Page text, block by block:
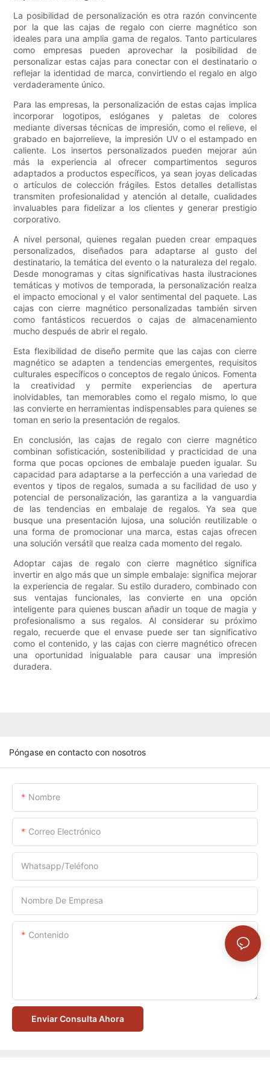
La posibilidad de personalización es otra razón convincente
por la que las cajas de regalo con cierre magnético son
ideales para una amplia gama de regalos. Tanto particulares
como empresas pueden aprovechar la posibilidad de
personalizar estas cajas para conectar con el destinatario o
reflejar la identidad de marca, convirtiendo el regalo en algo
verdaderamente único.
Para las empresas, la personalización de estas cajas implica
incorporar logotipos, eslóganes y paletas de colores
mediante diversas técnicas de impresión, como el relieve, el
grabado en bajorrelieve, la impresión UV o el estampado en
caliente. Los insertos personalizados pueden mejorar aún
más la experiencia al ofrecer compartimentos seguros
adaptados a productos específicos, ya sean joyas delicadas
o artículos de colección frágiles. Estos detalles detallistas
transmiten profesionalidad y atención al detalle, cualidades
invaluables para fidelizar a los clientes y generar prestigio
corporativo.
A nivel personal, quienes regalan pueden crear empaques
personalizados, diseñados para adaptarse al gusto del
destinatario, la temática del evento o la naturaleza del regalo.
Desde monogramas y citas significativas hasta ilustraciones
temáticas y motivos de temporada, la personalización realza
el impacto emocional y el valor sentimental del paquete. Las
cajas con cierre magnético personalizadas también sirven
como fantásticos recuerdos o cajas de almacenamiento
mucho después de abrir el regalo.
Esta flexibilidad de diseño permite que las cajas con cierre
magnético se adapten a tendencias emergentes, requisitos
culturales específicos o conceptos de regalo únicos. Fomenta
la creatividad y permite experiencias de apertura
inolvidables, tan memorables como el regalo mismo, lo que
las convierte en herramientas indispensables para quienes se
toman en serio la presentación de regalos.
En conclusión, las cajas de regalo con cierre magnético
combinan sofisticación, sostenibilidad y practicidad de una
forma que pocas opciones de embalaje pueden igualar. Su
capacidad para adaptarse a la perfección a una variedad de
eventos y tipos de regalos, sumada a su facilidad de uso y
potencial de personalización, las garantiza a la vanguardia
de las tendencias en embalaje de regalos. Ya sea que
busque una presentación lujosa, una solución reutilizable o
una forma de promocionar una marca, estas cajas ofrecen
una solución versátil que realza cada momento del regalo.
Adoptar cajas de regalo con cierre magnético significa
invertir en algo más que un simple embalaje: significa mejorar
la experiencia de regalar. Su estilo duradero, combinado con
sus ventajas funcionales, las convierte en una opción
inteligente para quienes buscan añadir un toque de magia y
profesionalismo a sus regalos. Al considerar su próximo
regalo, recuerde que el envase puede ser tan significativo
como el contenido, y las cajas con cierre magnético ofrecen
una oportunidad inigualable para causar una impresión
duradera.
Póngase en contacto con nosotros
Nombre
Correo Electrónico
Whatsapp/Teléfono
Nombre De Empresa
Contenido
Enviar Consulta Ahora